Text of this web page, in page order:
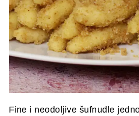
Fine i neodoljive šufnudle